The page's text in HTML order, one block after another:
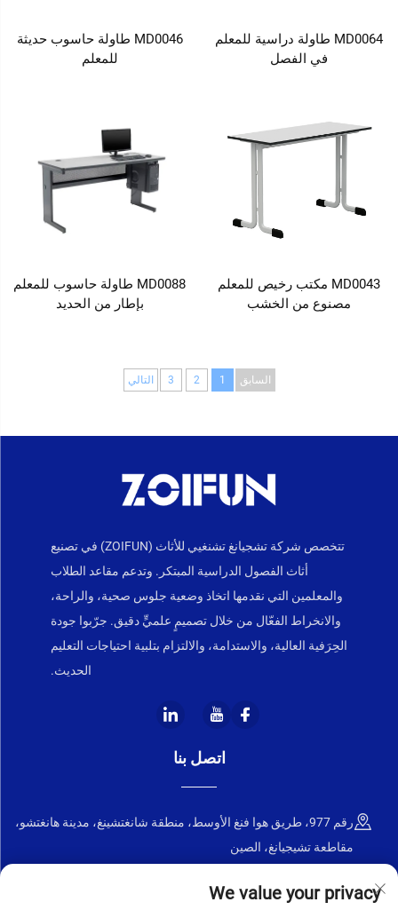
MD0064 طاولة دراسية للمعلم
في الفصل
MD0046 طاولة حاسوب حديثة
للمعلم
MD0043 مكتب رخيص للمعلم
مصنوع من الخشب
MD0088 طاولة حاسوب للمعلم
بإطار من الحديد
السابق 1
2
3 التالي
تتخصص شركة تشجيانغ تشنغيي للأثاث (ZOIFUN) في تصنيع
أثاث الفصول الدراسية المبتكر. وتدعم مقاعد الطلاب
والمعلمين التي نقدمها اتخاذ وضعية جلوس صحية، والراحة،
والانخراط الفعّال من خلال تصميمٍ علميٍّ دقيق. جرّبوا جودة
الحِرَفية العالية، والاستدامة، والالتزام بتلبية احتياجات التعليم
الحديث.
اتصل بنا
رقم 977، طريق هوا فنغ الأوسط، منطقة شانغتشينغ، مدينة هانغتشو،
مقاطعة تشيجيانغ، الصين
+86-18668589258
We value your privacy